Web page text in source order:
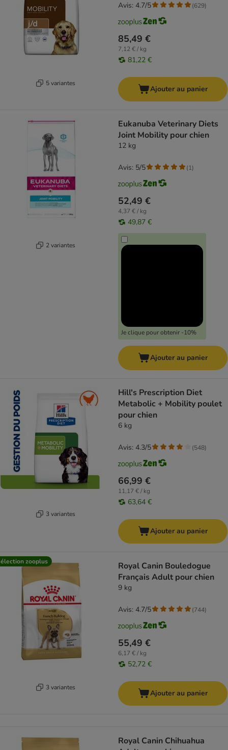
5 variantes
85,49 €
7,12 € / kg
81,22 €
Avis: 4.7/5 (629)
Ajouter au panier
2 variantes
Eukanuba Veterinary Diets
Joint Mobility pour chien
12 kg
52,49 €
4,37 € / kg
49,87 €
Je clique pour obtenir -10%
Avis: 5/5 (1)
Ajouter au panier
3 variantes
Hill's Prescription Diet
Metabolic + Mobility poulet
pour chien
6 kg
66,99 €
11,17 € / kg
63,64 €
Avis: 4.3/5 (548)
Ajouter au panier
zooplus
3 variantes
Royal Canin Bouledogue
Français Adult pour chien
9 kg
55,49 €
6,17 € / kg
52,72 €
Avis: 4.7/5 (744)
Ajouter au panier
Royal Canin Chihuahua